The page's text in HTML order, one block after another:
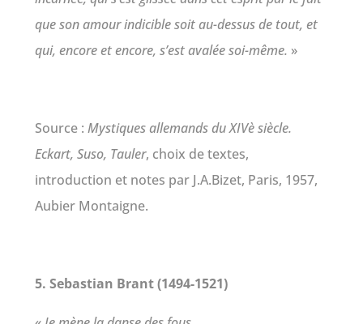
que son amour indicible soit au-dessus de tout, et
qui, encore et encore, s’est avalée soi-même. »
Source : Mystiques allemands du XIVè siècle.
Eckart, Suso, Tauler, choix de textes,
introduction et notes par J.A.Bizet, Paris, 1957,
Aubier Montaigne.
5. Sebastian Brant (1494-1521)